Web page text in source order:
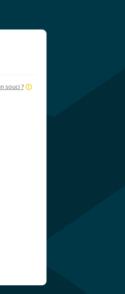
souci ?